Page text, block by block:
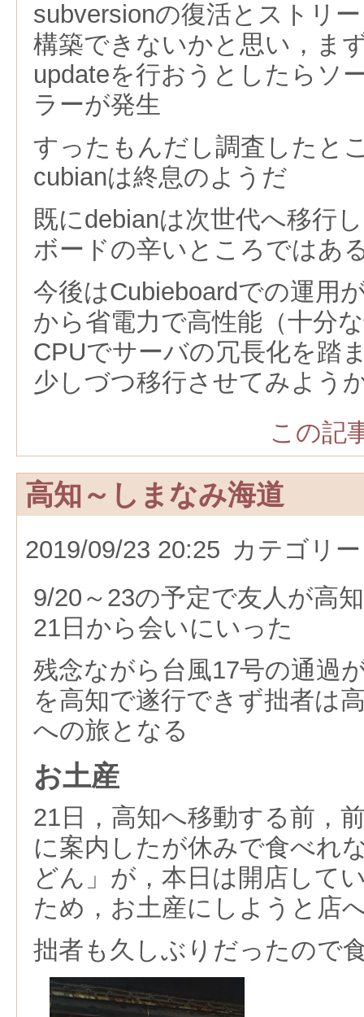
subversionの復活とストリ
構築できないかと思い，ま
updateを行おうとしたらソ
ラーが発生
すったもんだし調査したと
cubianは終息のようだ
既にdebianは次世代へ移行
ボードの辛いところではあ
今後はCubieboardでの運用
から省電力で高性能（十分
CPUでサーバの冗長化を踏
少しづつ移行させてみよう
この記
高知～しまなみ海道
2019/09/23 20:25 カテゴリ
9/20～23の予定で友人が高
21日から会いにいった
残念ながら台風17号の通過
を高知で遂行できず拙者は
への旅となる
お土産
21日，高知へ移動する前，
に案内したが休みで食べれ
どん」が，本日は開店して
ため，お土産にしようと店
拙者も久しぶりだったので